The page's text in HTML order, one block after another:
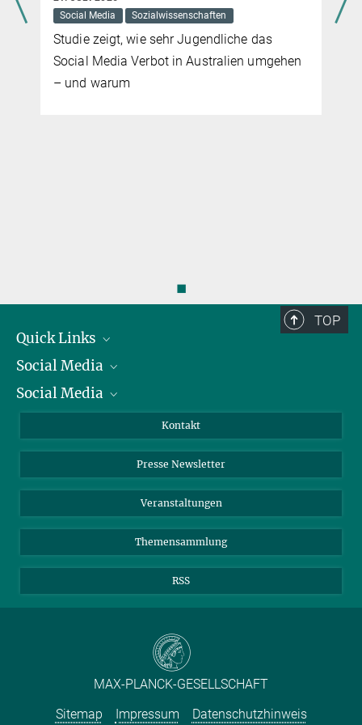
Social Media
Sozialwissenschaften
Studie zeigt, wie sehr Jugendliche das
Social Media Verbot in Australien umgehen
– und warum
◼
TOP
Quick Links
Präsident
Zahlen und Fakten
Social Media
Bluesky
TikTok
Social Media
Instagram
YouTube
Kontakt
Presse Newsletter
Veranstaltungen
Themensammlung
RSS
MAX-PLANCK-GESELLSCHAFT
Sitemap
Impressum Datenschutzhinweis